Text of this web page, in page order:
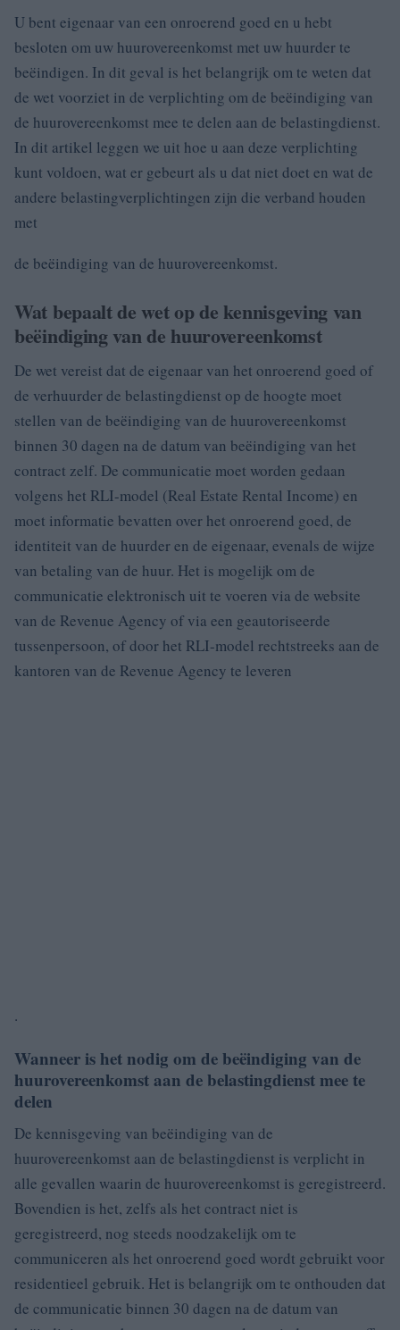
U bent eigenaar van een onroerend goed en u hebt
besloten om uw huurovereenkomst met uw huurder te
beëindigen. In dit geval is het belangrijk om te weten dat
de wet voorziet in de verplichting om de beëindiging van
de huurovereenkomst mee te delen aan de belastingdienst.
In dit artikel leggen we uit hoe u aan deze verplichting
kunt voldoen, wat er gebeurt als u dat niet doet en wat de
andere belastingverplichtingen zijn die verband houden
met
de beëindiging van de huurovereenkomst.
Wat bepaalt de wet op de kennisgeving van
beëindiging van de huurovereenkomst
De wet vereist dat de eigenaar van het onroerend goed of
de verhuurder de belastingdienst op de hoogte moet
stellen van de beëindiging van de huurovereenkomst
binnen 30 dagen na de datum van beëindiging van het
contract zelf. De communicatie moet worden gedaan
volgens het RLI-model (Real Estate Rental Income) en
moet informatie bevatten over het onroerend goed, de
identiteit van de huurder en de eigenaar, evenals de wijze
van betaling van de huur. Het is mogelijk om de
communicatie elektronisch uit te voeren via de website
van de Revenue Agency of via een geautoriseerde
tussenpersoon, of door het RLI-model rechtstreeks aan de
kantoren van de Revenue Agency te leveren
.
Wanneer is het nodig om de beëindiging van de
huurovereenkomst aan de belastingdienst mee te
delen
De kennisgeving van beëindiging van de
huurovereenkomst aan de belastingdienst is verplicht in
alle gevallen waarin de huurovereenkomst is geregistreerd.
Bovendien is het, zelfs als het contract niet is
geregistreerd, nog steeds noodzakelijk om te
communiceren als het onroerend goed wordt gebruikt voor
residentieel gebruik. Het is belangrijk om te onthouden dat
de communicatie binnen 30 dagen na de datum van